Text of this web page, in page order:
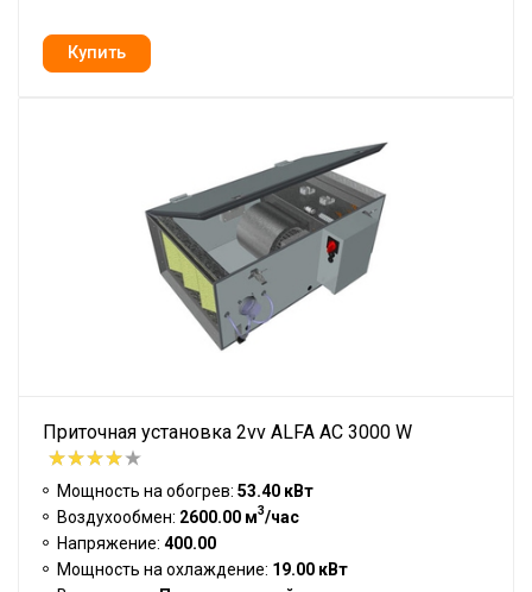
Приточная установка 2vv ALFA AC 3000 W
Мощность на обогрев: 53.40 кВт
Воздухообмен: 2600.00 м3/час
Напряжение: 400.00
Мощность на охлаждение: 19.00 кВт